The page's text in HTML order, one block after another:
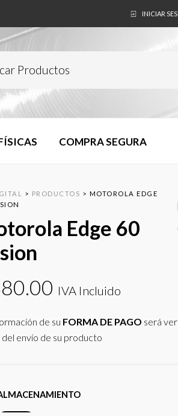
INICIAR
COMPRA SEGURA
> PRODUCTOS > MOTOROLA EDGE
Edge 60
IVA Incluido
de su FORMA DE PAGO será
del envío de su producto